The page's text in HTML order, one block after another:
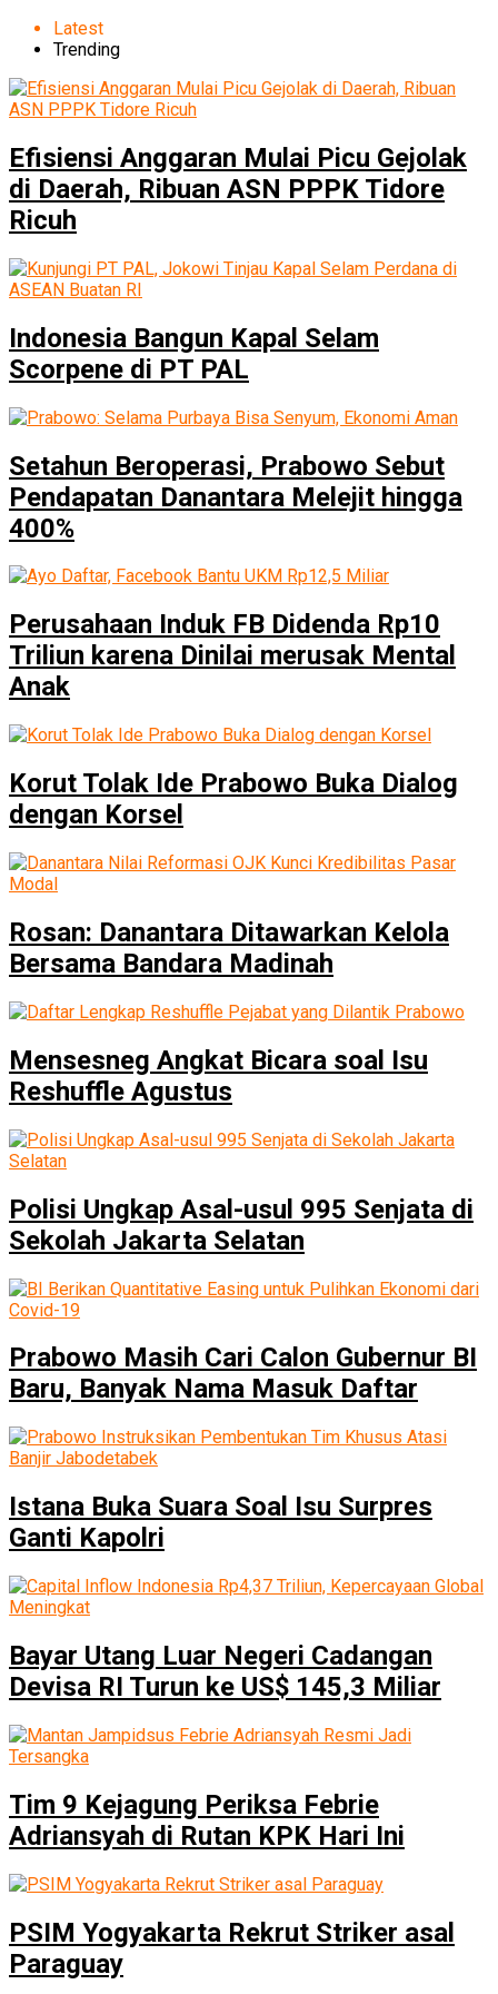
Latest
Trending
Efisiensi Anggaran Mulai Picu Gejolak
di Daerah, Ribuan ASN PPPK Tidore
Ricuh
Indonesia Bangun Kapal Selam
Scorpene di PT PAL
Setahun Beroperasi, Prabowo Sebut
Pendapatan Danantara Melejit hingga
400%
Perusahaan Induk FB Didenda Rp10
Triliun karena Dinilai merusak Mental
Anak
Korut Tolak Ide Prabowo Buka Dialog
dengan Korsel
Rosan: Danantara Ditawarkan Kelola
Bersama Bandara Madinah
Mensesneg Angkat Bicara soal Isu
Reshuffle Agustus
Polisi Ungkap Asal-usul 995 Senjata di
Sekolah Jakarta Selatan
Prabowo Masih Cari Calon Gubernur BI
Baru, Banyak Nama Masuk Daftar
Istana Buka Suara Soal Isu Surpres
Ganti Kapolri
Bayar Utang Luar Negeri Cadangan
Devisa RI Turun ke US$ 145,3 Miliar
Tim 9 Kejagung Periksa Febrie
Adriansyah di Rutan KPK Hari Ini
PSIM Yogyakarta Rekrut Striker asal
Paraguay